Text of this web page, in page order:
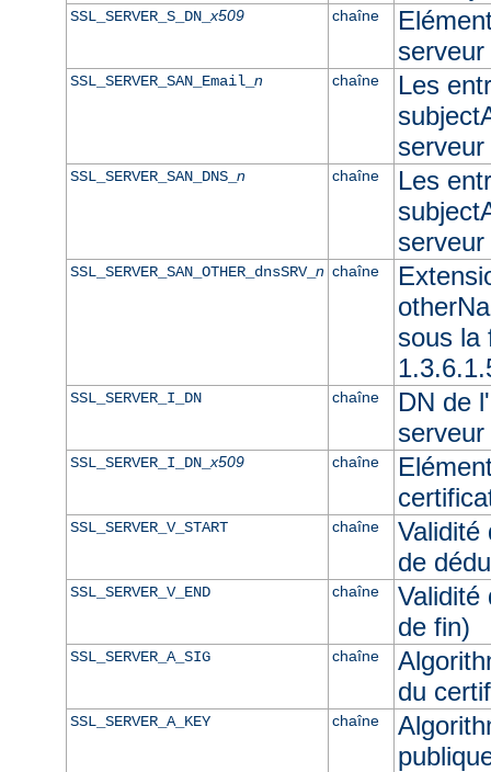
SSL_SERVER_S_DN_x509 chaîne
serveur
SSL_SERVER_SAN_Email_ n chaîne
Les
SSL_SERVER_SAN_DNS_ n chaîne
Les
SSL_SERVER_SAN_OTHER_dnsSRV_ n chaîne
sous la
SSL_SERVER_I_DN chaîne
DN de
serveur
SSL_SERVER_I_DN_x509 chaîne
SSL_SERVER_V_START chaîne
Validité
de
SSL_SERVER_V_END chaîne
Validité
de fin)
SSL_SERVER_A_SIG chaîne
du
SSL_SERVER_A_KEY chaîne